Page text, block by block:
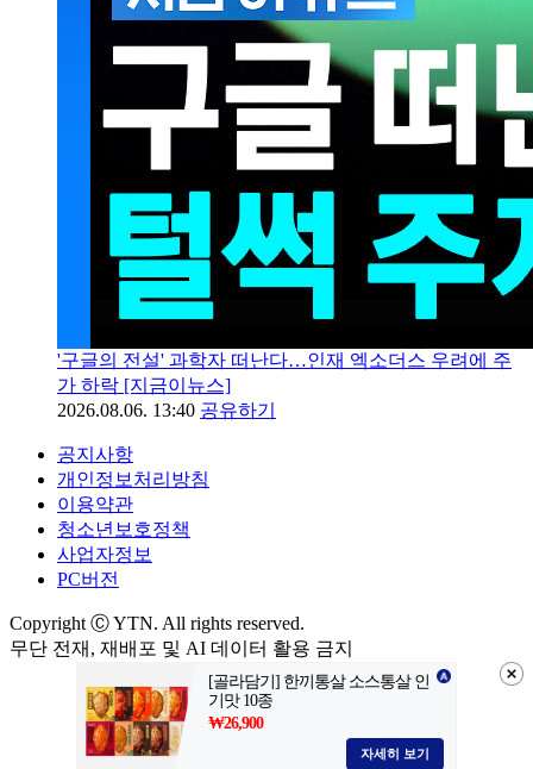
'구글의 전설' 과학자 떠난다…인재 엑소더스 우려에 주
가 하락 [지금이뉴스]
2026.08.06. 13:40 공유하기
공지사항
개인정보처리방침
이용약관
청소년보호정책
사업자정보
PC버전
Copyright Ⓒ YTN. All rights reserved.
무단 전재, 재배포 및 AI 데이터 활용 금지